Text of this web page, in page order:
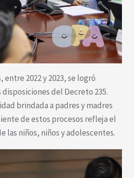
2022 y 2023, se logró
del Decreto 235.
brindada a padres y madres
de estos procesos refleja el
niños, niños y adolescentes.